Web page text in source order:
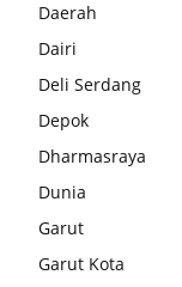
Daerah
Dairi
Deli Serdang
Depok
Dharmasraya
Dunia
Garut
Garut Kota